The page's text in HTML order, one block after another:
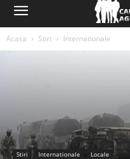
Acasa Stiri Internationale
Stiri Internationale Locale